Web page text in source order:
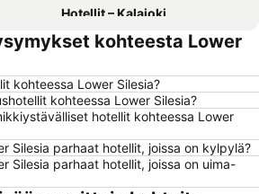
Hotellit – Kalajoki
Hotellit – Joensuu
Hotellit – Gdańsk
Hotellit – Hämeenlinna
Hotellit – Suomi
Hotellit – Aurinkorannikko
kohteesta Lower
kohteessa Lower Silesia?
kohteessa Lower Silesia?
hotellit kohteessa Lower
Silesia parhaat hotellit, joissa on kylpylä?
Silesia parhaat hotellit, joissa on uima-